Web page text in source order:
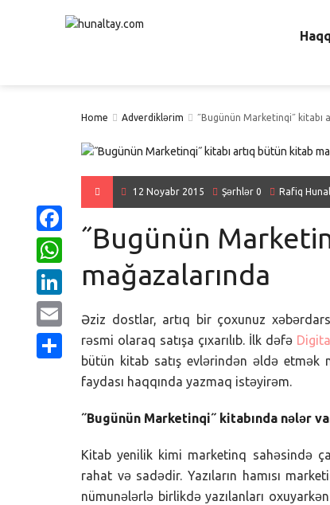
Home Adverdiklərim ˝Bugünün Marketinqi˝ kitabı
12 Noyabr 2015 Şərhlər 0 Rafiq
˝Bugünün
mağazalarında
Əziz dostlar, artıq bir çoxunuz
rəsmi olaraq satışa çıxarılıb. İlk dəfə
bütün kitab satış evlərindən əldə etmək
faydası haqqında yazmaq istəyirəm.
˝Bugünün Marketinqi˝ kitabında nələr
Kitab yenilik kimi marketinq sahəsində
rahat və sadədir. Yazıların hamısı
nümunələrlə birlikdə yazılanları
Facebook
WhatsApp
LinkedIn
Email